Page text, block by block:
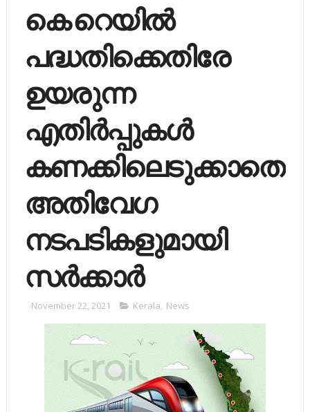
കെ റെയില്‍
പദ്ധതിക്കെതിരേ
ഉയരുന്ന
എതിര്‍പ്പുകള്‍
കണക്കിലെടുക്കാതെ
അതിവേഗ
നടപടികളുമായി
സര്‍ക്കാര്‍
November 22, 2021 Kerala, News